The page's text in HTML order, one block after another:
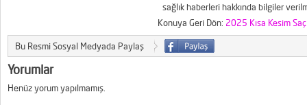
sağlık haberleri hakkında bilgiler
Konuya Geri Dön: 2025 Kısa Kesim
Bu Resmi Sosyal Medyada Paylaş
Yorumlar
Henüz yorum yapılmamış.